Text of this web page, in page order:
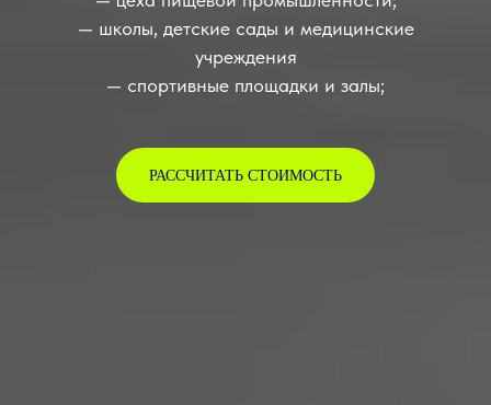
— школы, детские сады и медицинские
учреждения
— спортивные площадки и залы;
РАССЧИТАТЬ СТОИМОСТЬ